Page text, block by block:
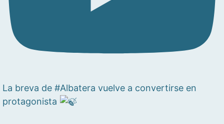
La breva de #Albatera vuelve a convertirse en
protagonista